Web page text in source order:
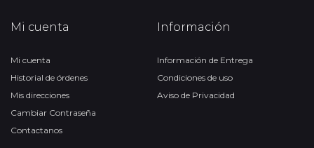
Mi cuenta
Mi cuenta
Historial de órdenes
Mis direcciones
Cambiar Contraseña
Contactanos
Información
Información de Entrega
Condiciones de uso
Aviso de Privacidad